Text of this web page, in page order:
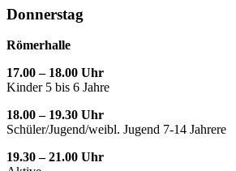
Donnerstag
Römerhalle
17.00 – 18.00 Uhr
Kinder 5 bis 6 Jahre
18.00 – 19.30 Uhr
Schüler/Jugend/weibl. Jugend 7-14 Jahrere
19.30 – 21.00 Uhr